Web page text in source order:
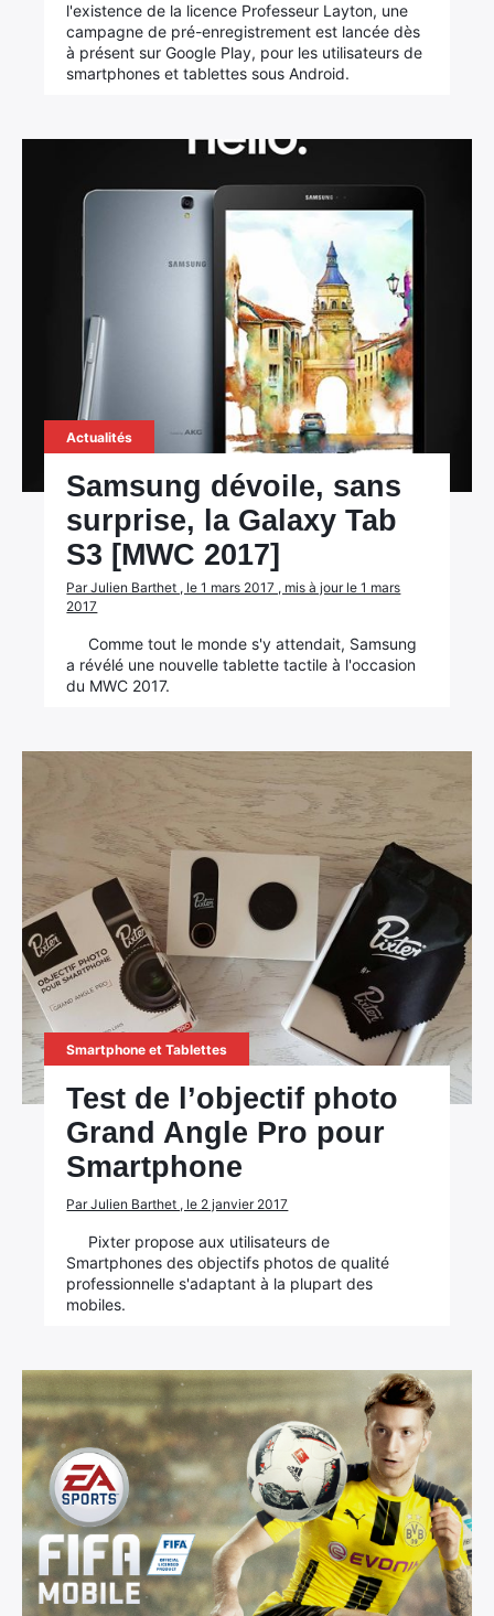
l'existence de la licence Professeur Layton, une
campagne de pré-enregistrement est lancée dès
à présent sur Google Play, pour les utilisateurs de
smartphones et tablettes sous Android.
Actualités
Samsung dévoile, sans
surprise, la Galaxy Tab
S3 [MWC 2017]
Par Julien Barthet , le 1 mars 2017 , mis à jour le 1 mars
2017
Comme tout le monde s'y attendait, Samsung
a révélé une nouvelle tablette tactile à l'occasion
du MWC 2017.
Smartphone et Tablettes
Test de l’objectif photo
Grand Angle Pro pour
Smartphone
Par Julien Barthet , le 2 janvier 2017
Pixter propose aux utilisateurs de
Smartphones des objectifs photos de qualité
professionnelle s'adaptant à la plupart des
mobiles.